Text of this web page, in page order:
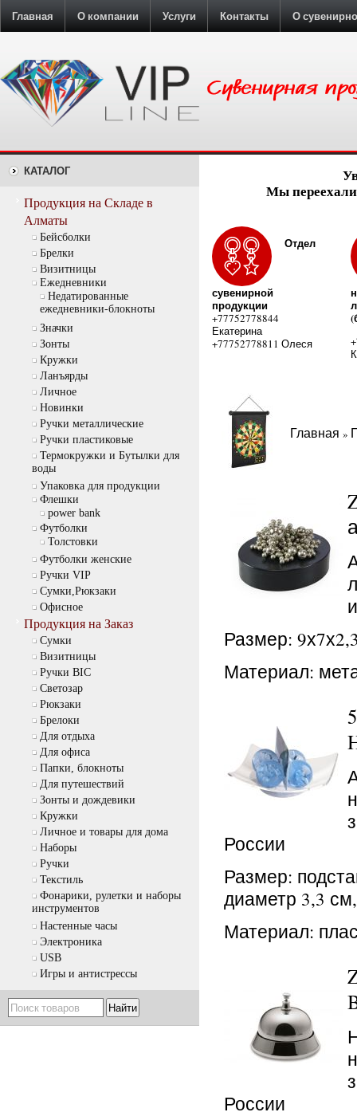
Главная О компании Услуги Контакты О
КАТАЛОГ
Продукция на Складе в
Алматы
Бейсболки
Брелки
Визитницы
Ежедневники
Недатированные
ежедневники-блокноты
Значки
Зонты
Кружки
Ланъярды
Личное
Новинки
Ручки металлические
Ручки пластиковые
Термокружки и Бутылки для
воды
Упаковка для продукции
Флешки
power bank
Футболки
Толстовки
Футболки женские
Ручки VIP
Сумки,Рюкзаки
Офисное
Продукция на Заказ
Cумки
Визитницы
Ручки BIC
Светозар
Рюкзаки
Брелоки
Для отдыха
Для офиса
Папки, блокноты
Для путешествий
Зонты и дождевики
Кружки
Личное и товары для дома
Наборы
Ручки
Текстиль
Фонарики, рулетки и наборы
инструментов
Настенные часы
Электроника
USB
Игры и антистрессы
Мы
Отдел
сувенирной
продукции
+77752778844
Екатерина
+77752778811 Олеся
Главная »
Размер:
Материал:
России
Размер:
диаметр 3,3
Материал:
России